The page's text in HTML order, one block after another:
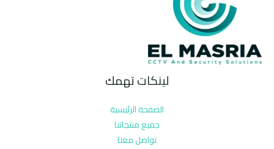
لينكات تهمك
الصفحة الرئيسية
جميع منتجاتنا
تواصل معنا